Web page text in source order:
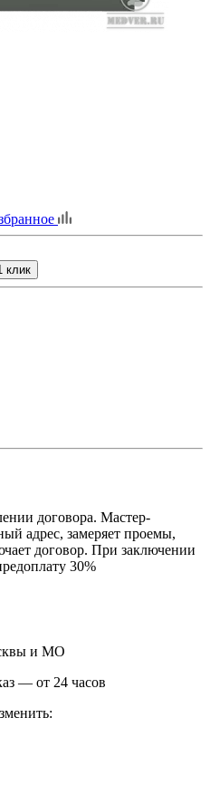
клик
договора. Мастер-
адрес, замеряет проемы,
договор. При заключении
30%
и МО
— от 24 часов